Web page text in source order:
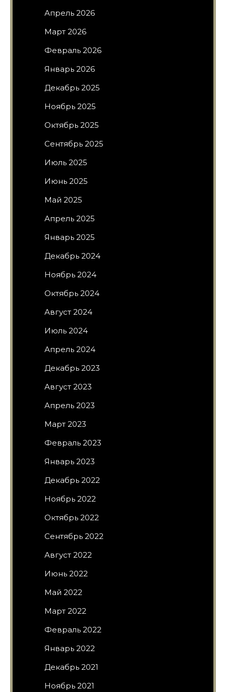
Апрель 2026
Март 2026
Февраль 2026
Январь 2026
Декабрь 2025
Ноябрь 2025
Октябрь 2025
Сентябрь 2025
Июль 2025
Июнь 2025
Май 2025
Апрель 2025
Январь 2025
Декабрь 2024
Ноябрь 2024
Октябрь 2024
Август 2024
Июль 2024
Апрель 2024
Декабрь 2023
Август 2023
Апрель 2023
Март 2023
Февраль 2023
Январь 2023
Декабрь 2022
Ноябрь 2022
Октябрь 2022
Сентябрь 2022
Август 2022
Июнь 2022
Май 2022
Март 2022
Февраль 2022
Январь 2022
Декабрь 2021
Ноябрь 2021